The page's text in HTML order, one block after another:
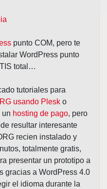
punto COM, pero te
WordPress punto
total…
tutoriales para
usando Plesk o
un hosting de pago, pero
resultar interesante
recien instalado y
totalmente gratis,
presentar un prototipo a
gracias a WordPress 4.0
el idioma durante la